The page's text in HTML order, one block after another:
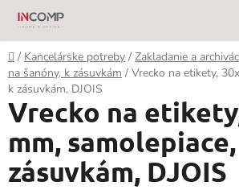
Prejsť
obsah
Domov
/ Kancelárske potreby / Zakladanie a
na šanóny, k zásuvkám / Vrecko na etikety,
k zásuvkám, DJOIS
Vrecko na
mm,
zásuvkám, DJOIS